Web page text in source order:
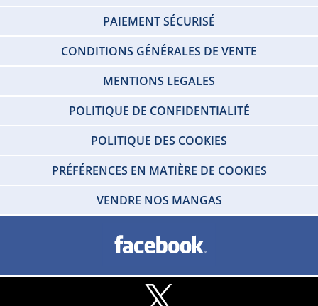
PAIEMENT SÉCURISÉ
CONDITIONS GÉNÉRALES DE VENTE
MENTIONS LEGALES
POLITIQUE DE CONFIDENTIALITÉ
POLITIQUE DES COOKIES
PRÉFÉRENCES EN MATIÈRE DE COOKIES
VENDRE NOS MANGAS